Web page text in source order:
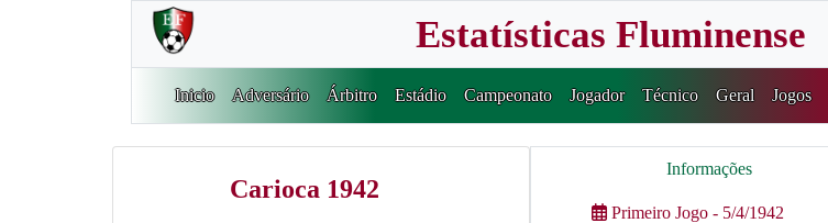
Estatísticas Fluminense
Inicio Adversário Árbitro Estádio Campeonato Jogador Técnico Geral Jogos
Carioca 1942
Informações
Primeiro Jogo - 5/4/1942